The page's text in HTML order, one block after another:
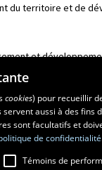
du territoire et de
et
cookies) pour recueillir
aussi à des fins
sont facultatifs et
de
Témoins de